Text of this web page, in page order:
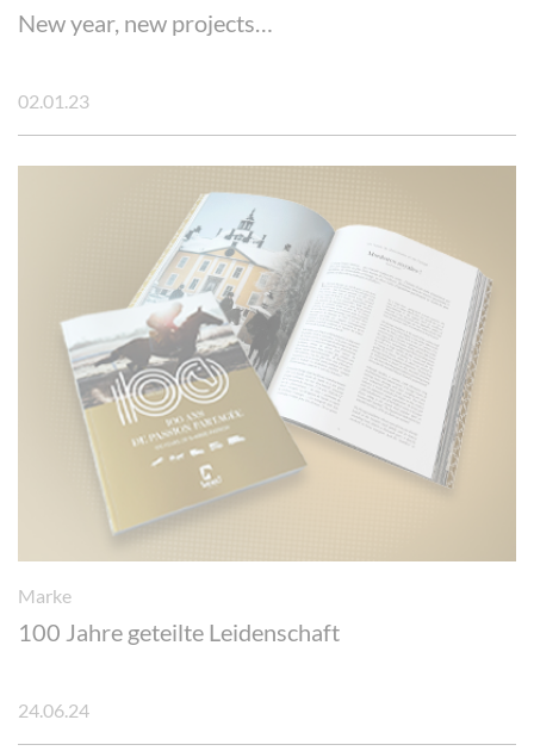
New year, new projects…
02.01.23
Marke
100 Jahre geteilte Leidenschaft
24.06.24